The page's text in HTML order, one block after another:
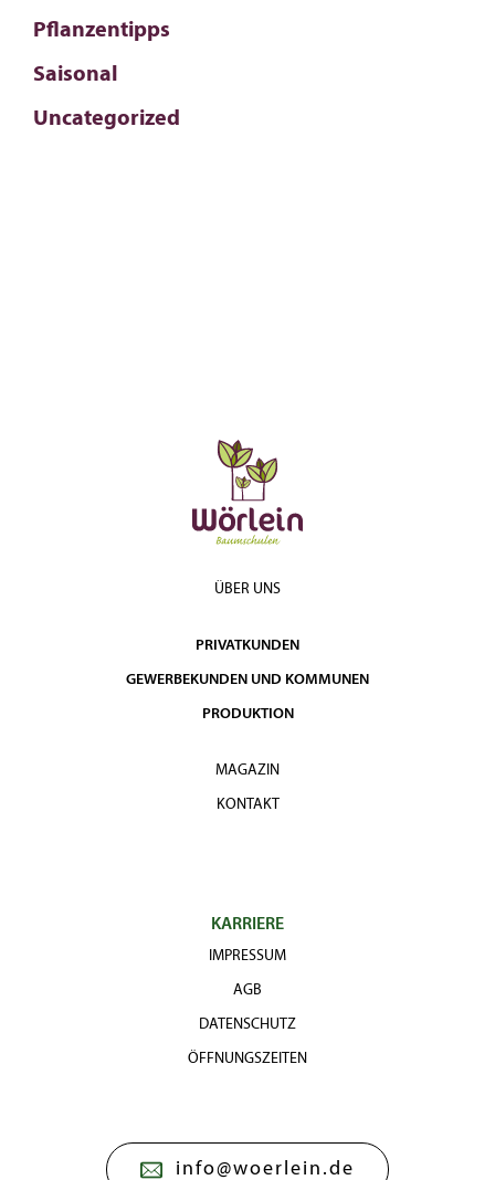
Pflanzentipps
Saisonal
Uncategorized
ÜBER UNS
PRIVATKUNDEN
GEWERBEKUNDEN UND KOMMUNEN
PRODUKTION
MAGAZIN
KONTAKT
KARRIERE
IMPRESSUM
AGB
DATENSCHUTZ
ÖFFNUNGSZEITEN
info@woerlein.de